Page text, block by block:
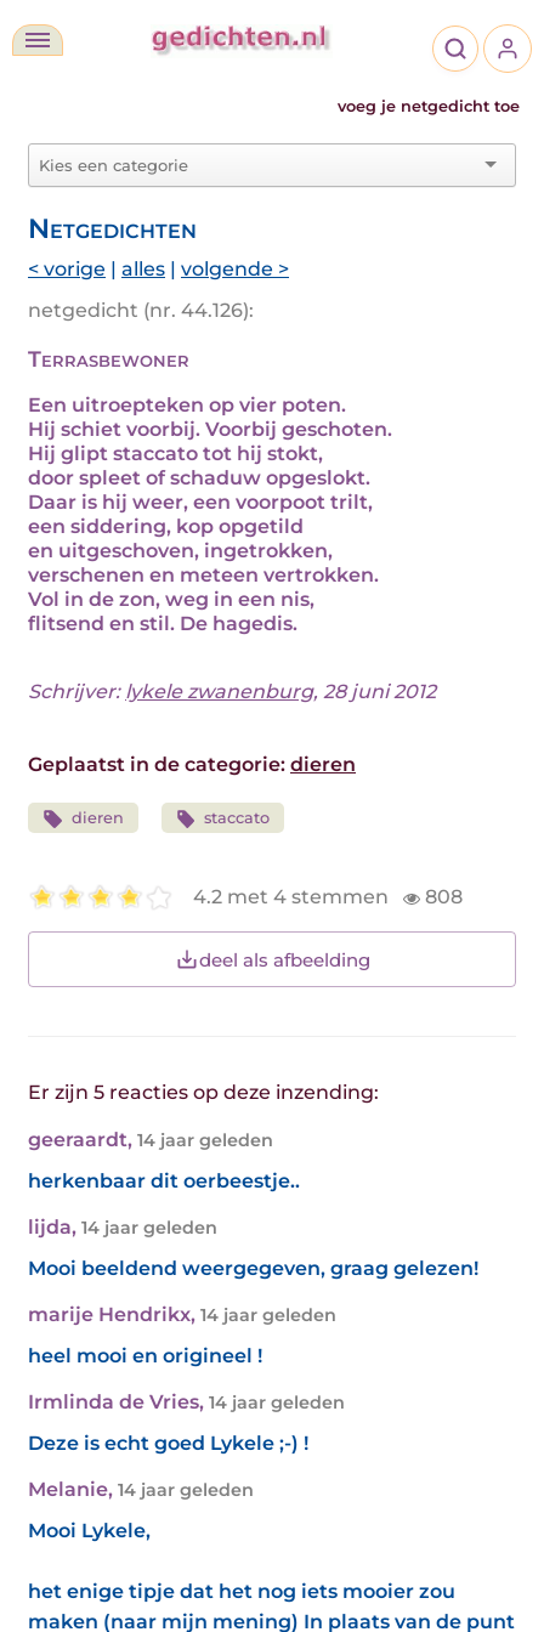
voeg je netgedicht toe
Netgedichten
< vorige | alles | volgende >
netgedicht (nr. 44.126):
Terrasbewoner
Een uitroepteken op vier poten.
Hij schiet voorbij. Voorbij geschoten.
Hij glipt staccato tot hij stokt,
door spleet of schaduw opgeslokt.
Daar is hij weer, een voorpoot trilt,
een siddering, kop opgetild
en uitgeschoven, ingetrokken,
verschenen en meteen vertrokken.
Vol in de zon, weg in een nis,
flitsend en stil. De hagedis.
Schrijver: lykele zwanenburg, 28 juni 2012
Geplaatst in de categorie: dieren
dieren staccato
4.2 met 4 stemmen 808
deel als afbeelding
Er zijn 5 reacties op deze inzending:
geeraardt, 14 jaar geleden
herkenbaar dit oerbeestje..
lijda, 14 jaar geleden
Mooi beeldend weergegeven, graag gelezen!
marije Hendrikx, 14 jaar geleden
heel mooi en origineel !
Irmlinda de Vries, 14 jaar geleden
Deze is echt goed Lykele ;-) !
Melanie, 14 jaar geleden
Mooi Lykele,
het enige tipje dat het nog iets mooier zou
maken (naar mijn mening) In plaats van de punt